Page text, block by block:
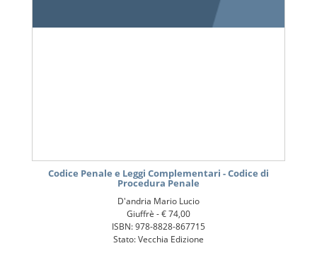
Codice Penale e Leggi Complementari - Codice di
Procedura Penale
D'andria Mario Lucio
Giuffrè -€ 74,00
ISBN: 978-8828-867715
Stato: Vecchia Edizione